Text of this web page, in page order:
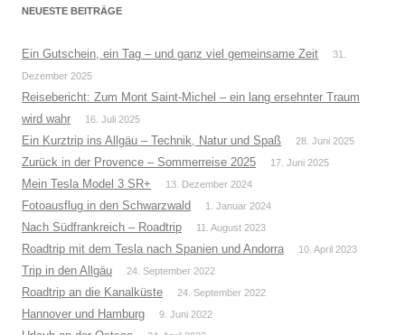
NEUESTE BEITRÄGE
Ein Gutschein, ein Tag – und ganz viel gemeinsame Zeit
31.
Dezember 2025
Reisebericht: Zum Mont Saint-Michel – ein lang ersehnter Traum
wird wahr
16. Juli 2025
Ein Kurztrip ins Allgäu – Technik, Natur und Spaß 28. Juni 2025
Zurück in der Provence – Sommerreise 2025 17. Juni 2025
Mein Tesla Model 3 SR+ 13. Dezember 2024
Fotoausflug in den Schwarzwald 1. Januar 2024
Nach Südfrankreich – Roadtrip 11. August 2023
Roadtrip mit dem Tesla nach Spanien und Andorra 10. April 2023
Trip in den Allgäu 24. September 2022
Roadtrip an die Kanalküste 24. September 2022
Hannover und Hamburg 9. Juni 2022